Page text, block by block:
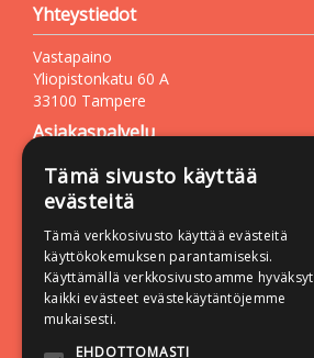
Yhteystiedot
Vastapaino
Yliopistonkatu 60 A
33100 Tampere
Asiakaspalvelu
Puh. +358 50 527 1000
Sähköposti:vastapaino@vastapaino.fi
Lisätietoa
Toimitusehdot
Käyttöohjeet
Tietosuojaseloste
Tämä sivusto käyttää
evästeitä
Tämä verkkosivusto käyttää evästeitä
käyttökokemuksen parantamiseksi.
Käyttämällä verkkosivustoamme hyväksyt
kaikki evästeet evästekäytäntöjemme
mukaisesti.
EHDOTTOMASTI